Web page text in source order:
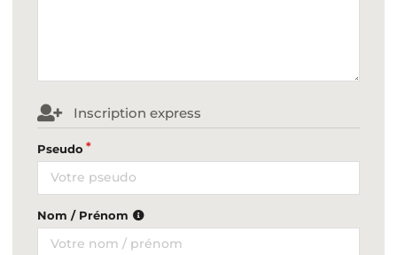
Inscription express
Pseudo
Nom / Prénom